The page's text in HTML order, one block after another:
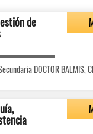
de
DOCTOR BALMIS,